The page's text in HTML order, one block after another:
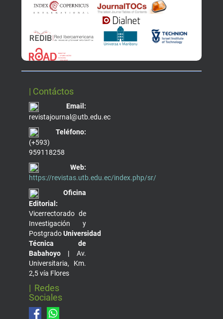
| Contáctos
Email:
revistajournal@utb.edu.ec
Teléfono:
(+593)
959118258
Web:
https://revistas.utb.edu.ec/index.php/sr/
Oficina
Editorial:
Vicerrectorado de
Investigación y
PostgradoUniversidad
Técnica de
Babahoyo | Av.
Universitaria, Km.
2,5 vía Flores
| Redes
Sociales